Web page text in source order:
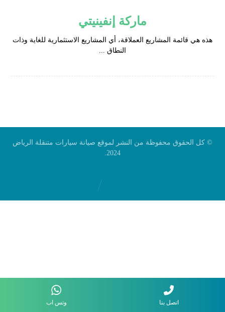
ماركة إنفينيتي
هذه هي قائمة المشاريع العملاقة، أي المشاريع الاستثمارية للغاية وذات
النطاق ...
© كل الحقوق محفوظة من النشر لموقع صيانة سيارات متنقلة الرياض
2024.
اتصل بنا وتس اب